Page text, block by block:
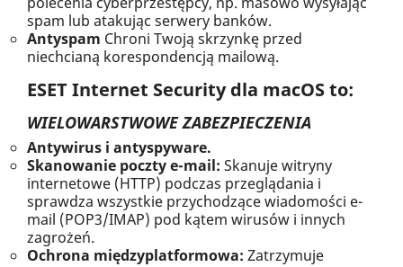
spam lub atakując serwery banków.
Antyspam Chroni Twoją skrzynkę przed
niechcianą korespondencją mailową.
ESET Internet Security dla macOS to:
WIELOWARSTWOWE ZABEZPIECZENIA
Antywirus i antyspyware.
Skanowanie poczty e-mail: Skanuje witryny
internetowe (HTTP) podczas przeglądania i
sprawdza wszystkie przychodzące wiadomości e-
mail (POP3/IMAP) pod kątem wirusów i innych
zagrożeń.
Ochrona międzyplatformowa: Zatrzymuje